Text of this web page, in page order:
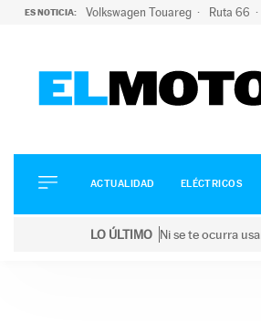
ES NOTICIA: Volkswagen Touareg Ruta 66
ELÉCTRICOS
CONDUCIR
ACTUALIDAD ELÉCTRICOS
LO ÚLTIMO Ni se te ocurra